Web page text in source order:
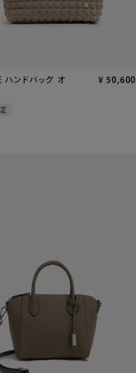
ハンドバッグ オ
¥ 50,600